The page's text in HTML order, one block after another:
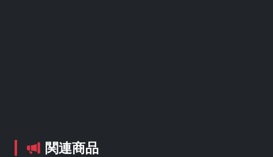
関連商品